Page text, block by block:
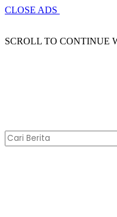
CLOSE ADS
SCROLL TO CONTINUE